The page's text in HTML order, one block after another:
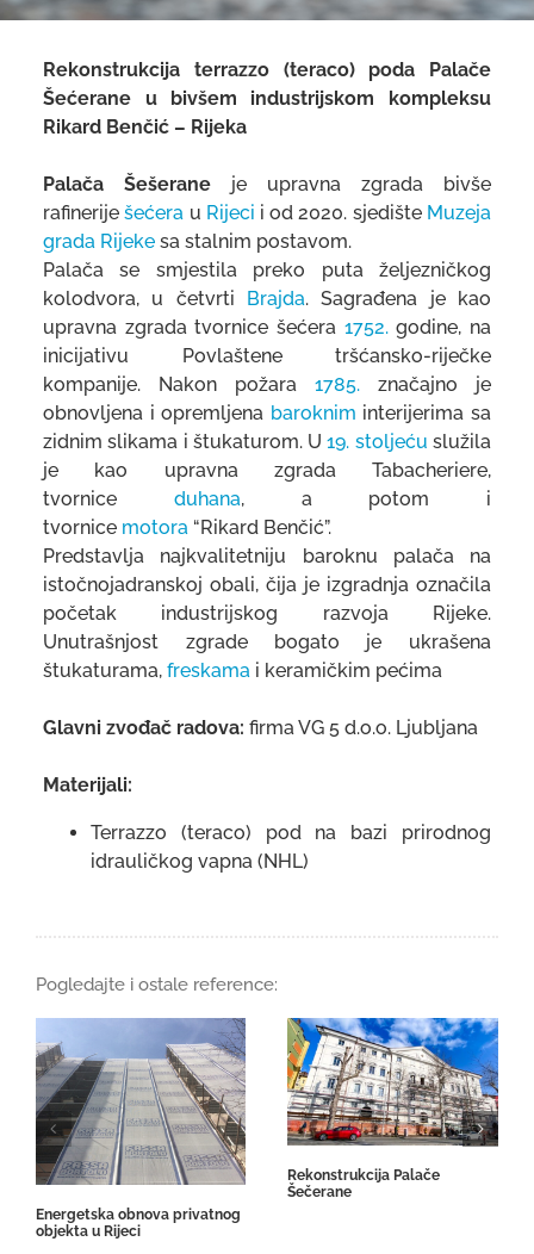
Rekonstrukcija terrazzo (teraco) poda Palače
Šećerane u bivšem industrijskom kompleksu
Rikard Benčić – Rijeka
Palača Šešerane je upravna zgrada bivše
rafineriješećera u Rijeci i od 2020. sjedište Muzeja
grada Rijeke sa stalnim postavom.
Palača se smjestila preko puta željezničkog
kolodvora, u četvrti Brajda. Sagrađena je kao
upravna zgrada tvornice šećera 1752.godine, na
inicijativu Povlaštene tršćansko-riječke
kompanije. Nakon požara 1785. značajno je
obnovljena i opremljena baroknim interijerima sa
zidnim slikama i štukaturom. U19. stoljeću služila
je kao upravna zgrada Tabacheriere,
tvornice duhana, a potom i
tvornice motora “Rikard Benčić”.
Predstavlja najkvalitetniju baroknu palača na
istočnojadranskoj obali, čija je izgradnja označila
početak industrijskog razvoja Rijeke.
Unutrašnjost zgrade bogato je ukrašena
štukaturama,freskama i keramičkim pećima
Glavni zvođač radova: firma VG 5 d.o.o. Ljubljana
Materijali:
Terrazzo (teraco) pod na bazi prirodnog
idrauličkog vapna (NHL)
Pogledajte i ostale reference:
Energetska obnova privatnog
objekta u Rijeci
Rekonstrukcija Palače
Šečerane